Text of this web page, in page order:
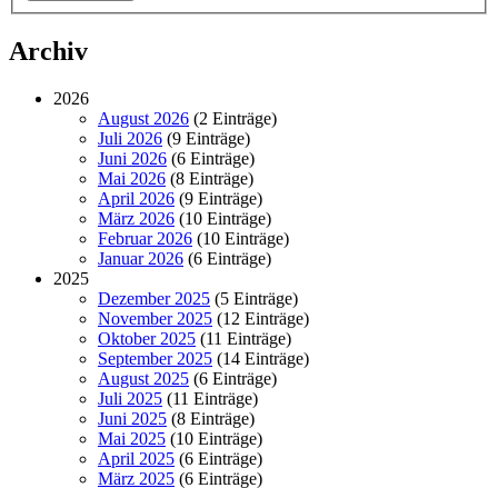
Archiv
2026
August 2026 (2 Einträge)
Juli 2026 (9 Einträge)
Juni 2026 (6 Einträge)
Mai 2026 (8 Einträge)
April 2026 (9 Einträge)
März 2026 (10 Einträge)
Februar 2026 (10 Einträge)
Januar 2026 (6 Einträge)
2025
Dezember 2025 (5 Einträge)
November 2025 (12 Einträge)
Oktober 2025 (11 Einträge)
September 2025 (14 Einträge)
August 2025 (6 Einträge)
Juli 2025 (11 Einträge)
Juni 2025 (8 Einträge)
Mai 2025 (10 Einträge)
April 2025 (6 Einträge)
März 2025 (6 Einträge)